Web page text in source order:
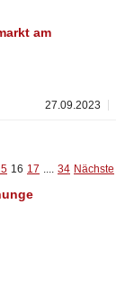
am
27.09.2023
16 17 .... 34 Nächste